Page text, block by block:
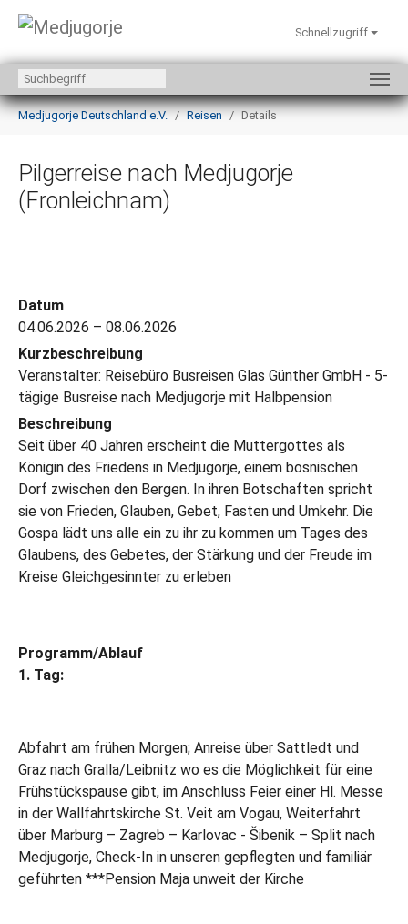
Zum Hauptinhalt springen
Schnellzugriff
Sie sind hier:
Medjugorje Deutschland e.V.
Reisen Details
Pilgerreise nach Medjugorje
(Fronleichnam)
Datum
04.06.2026 – 08.06.2026
Kurzbeschreibung
Veranstalter: Reisebüro Busreisen Glas Günther GmbH - 5-
tägige Busreise nach Medjugorje mit Halbpension
Beschreibung
Seit über 40 Jahren erscheint die Muttergottes als
Königin des Friedens in Medjugorje, einem bosnischen
Dorf zwischen den Bergen. In ihren Botschaften spricht
sie von Frieden, Glauben, Gebet, Fasten und Umkehr. Die
Gospa lädt uns alle ein zu ihr zu kommen um Tages des
Glaubens, des Gebetes, der Stärkung und der Freude im
Kreise Gleichgesinnter zu erleben
Programm/Ablauf
1. Tag:
Abfahrt am frühen Morgen; Anreise über Sattledt und
Graz nach Gralla/Leibnitz wo es die Möglichkeit für eine
Frühstückspause gibt, im Anschluss Feier einer Hl. Messe
in der Wallfahrtskirche St. Veit am Vogau, Weiterfahrt
über Marburg – Zagreb – Karlovac - Šibenik – Split nach
Medjugorje, Check-In in unseren gepflegten und familiär
geführten ***Pension Maja unweit der Kirche